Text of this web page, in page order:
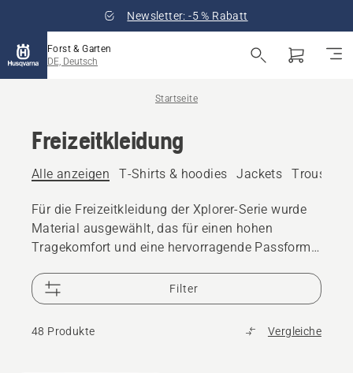
Newsletter: -5 % Rabatt
Forst & Garten
DE, Deutsch
Startseite
Freizeitkleidung
Alle anzeigen T-Shirts & hoodies Jackets Trousers
Für die Freizeitkleidung der Xplorer-Serie wurde
Material ausgewählt, das für einen hohen
Tragekomfort und eine hervorragende Passform
Filter
48 Produkte Vergleiche